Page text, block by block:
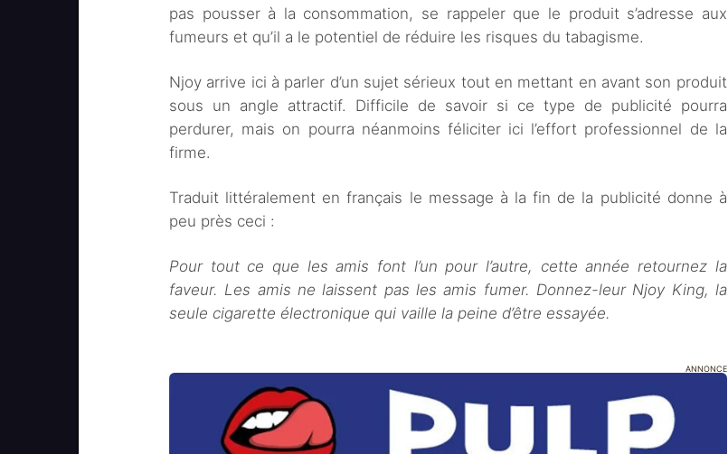
pas pousser à la consommation, se rappeler que le produit s’adresse aux
fumeurs et qu’il a le potentiel de réduire les risques du tabagisme.
Njoy arrive ici à parler d’un sujet sérieux tout en mettant en avant son produit
sous un angle attractif. Difficile de savoir si ce type de publicité pourra
perdurer, mais on pourra néanmoins féliciter ici l’effort professionnel de la
firme.
Traduit littéralement en français le message à la fin de la publicité donne à
peu près ceci :
Pour tout ce que les amis font l’un pour l’autre, cette année retournez la
faveur. Les amis ne laissent pas les amis fumer. Donnez-leur Njoy King, la
seule cigarette électronique qui vaille la peine d’être essayée.
ANNONCE